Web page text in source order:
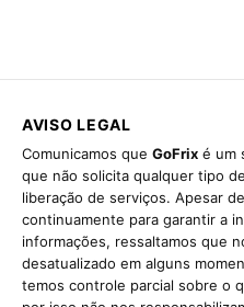
AVISO LEGAL
Comunicamos que GoFrix é um
que não solicita qualquer tipo
liberação de serviços. Apesar
continuamente para garantir a
informações, ressaltamos que
desatualizado em alguns
temos controle parcial sobre o